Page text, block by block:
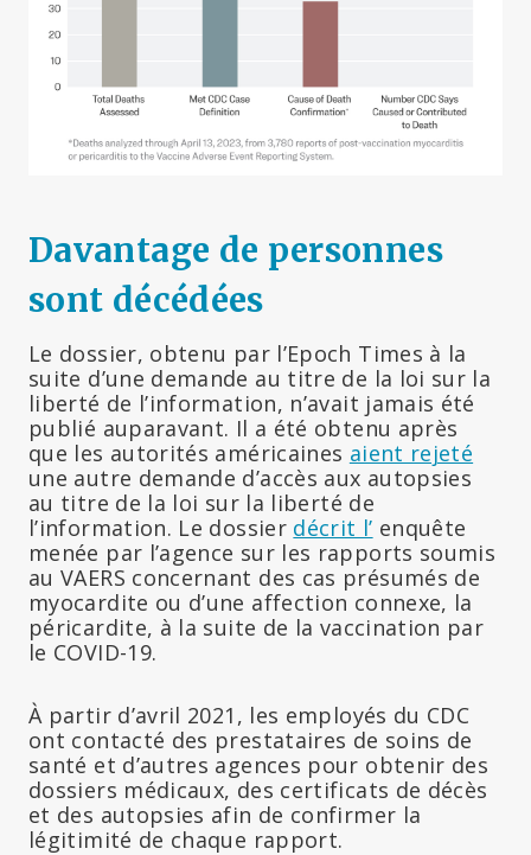
Davantage de personnes
sont décédées
Le dossier, obtenu par l’Epoch Times à la
suite d’une demande au titre de la loi sur la
liberté de l’information, n’avait jamais été
publié auparavant. Il a été obtenu après
que les autorités américaines aient rejeté
une autre demande d’accès aux autopsies
au titre de la loi sur la liberté de
l’information. Le dossier décrit l’ enquête
menée par l’agence sur les rapports soumis
au VAERS concernant des cas présumés de
myocardite ou d’une affection connexe, la
péricardite, à la suite de la vaccination par
le COVID-19.
À partir d’avril 2021, les employés du CDC
ont contacté des prestataires de soins de
santé et d’autres agences pour obtenir des
dossiers médicaux, des certificats de décès
et des autopsies afin de confirmer la
légitimité de chaque rapport.